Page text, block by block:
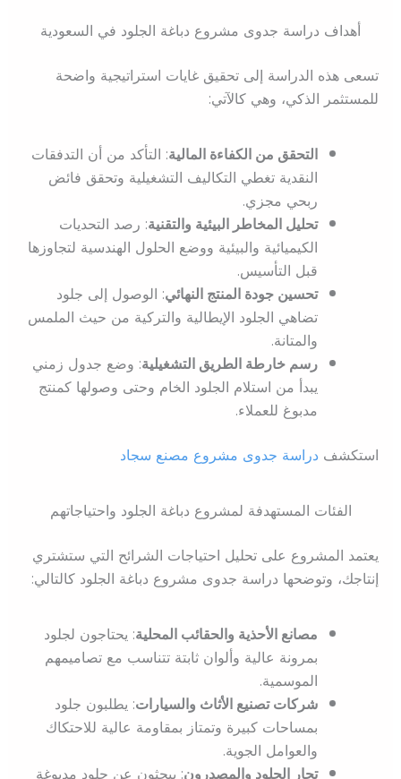
أهداف دراسة جدوى مشروع دباغة الجلود في السعودية
تسعى هذه الدراسة إلى تحقيق غايات استراتيجية واضحة
للمستثمر الذكي، وهي كالآتي:
التحقق من الكفاءة المالية: التأكد من أن التدفقات
النقدية تغطي التكاليف التشغيلية وتحقق فائض
ربحي مجزي.
تحليل المخاطر البيئية والتقنية: رصد التحديات
الكيميائية والبيئية ووضع الحلول الهندسية لتجاوزها
قبل التأسيس.
تحسين جودة المنتج النهائي: الوصول إلى جلود
تضاهي الجلود الإيطالية والتركية من حيث الملمس
والمتانة.
رسم خارطة الطريق التشغيلية: وضع جدول زمني
يبدأ من استلام الجلود الخام وحتى وصولها كمنتج
مدبوغ للعملاء.
استكشف دراسة جدوى مشروع مصنع سجاد
الفئات المستهدفة لمشروع دباغة الجلود واحتياجاتهم
يعتمد المشروع على تحليل احتياجات الشرائح التي ستشتري
إنتاجك، وتوضحها دراسة جدوى مشروع دباغة الجلود كالتالي:
مصانع الأحذية والحقائب المحلية: يحتاجون لجلود
بمرونة عالية وألوان ثابتة تتناسب مع تصاميمهم
الموسمية.
شركات تصنيع الأثاث والسيارات: يطلبون جلود
بمساحات كبيرة وتمتاز بمقاومة عالية للاحتكاك
والعوامل الجوية.
تجار الجلود والمصدرون: يبحثون عن جلود مدبوغة